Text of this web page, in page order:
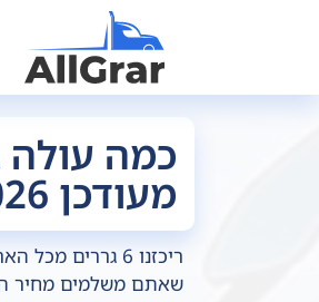
כמה עולה
מעודכן 2026
ריכזנו 6
שאתם משלמים מחיר